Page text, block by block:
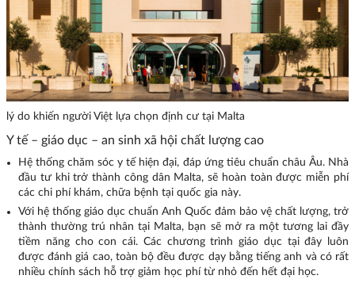
lý do khiến người Việt lựa chọn định cư tại Malta
Y tế – giáo dục – an sinh xã hội chất lượng cao
Hệ thống chăm sóc y tế hiện đại, đáp ứng tiêu chuẩn châu Âu. Nhà
đầu tư khi trở thành công dân Malta, sẽ hoàn toàn được miễn phí
các chi phí khám, chữa bệnh tại quốc gia này.
Với hệ thống giáo dục chuẩn Anh Quốc đảm bảo vệ chất lượng, trở
thành thường trú nhân tại Malta, bạn sẽ mở ra một tương lai đầy
tiềm năng cho con cái. Các chương trình giáo dục tại đây luôn
được đánh giá cao, toàn bộ đều được dạy bằng tiếng anh và có rất
nhiều chính sách hỗ trợ giảm học phí từ nhỏ đến hết đại học.